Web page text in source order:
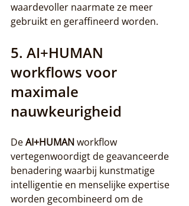
waardevoller naarmate ze meer
gebruikt en geraffineerd worden.
5. AI+HUMAN
workflows voor
maximale
nauwkeurigheid
De AI+HUMAN workflow
vertegenwoordigt de geavanceerde
benadering waarbij kunstmatige
intelligentie en menselijke expertise
worden gecombineerd om de